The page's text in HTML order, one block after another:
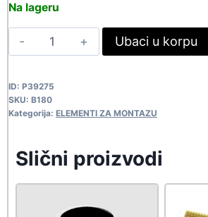
438,90 rsd.
Na lageru
PROBNA
PLOCA-
B180
quantity
Ubaci u korpu
ID: P39275
SKU: B180
Kategorija: ELEMENTI ZA MONTAZU
Slični proizvodi